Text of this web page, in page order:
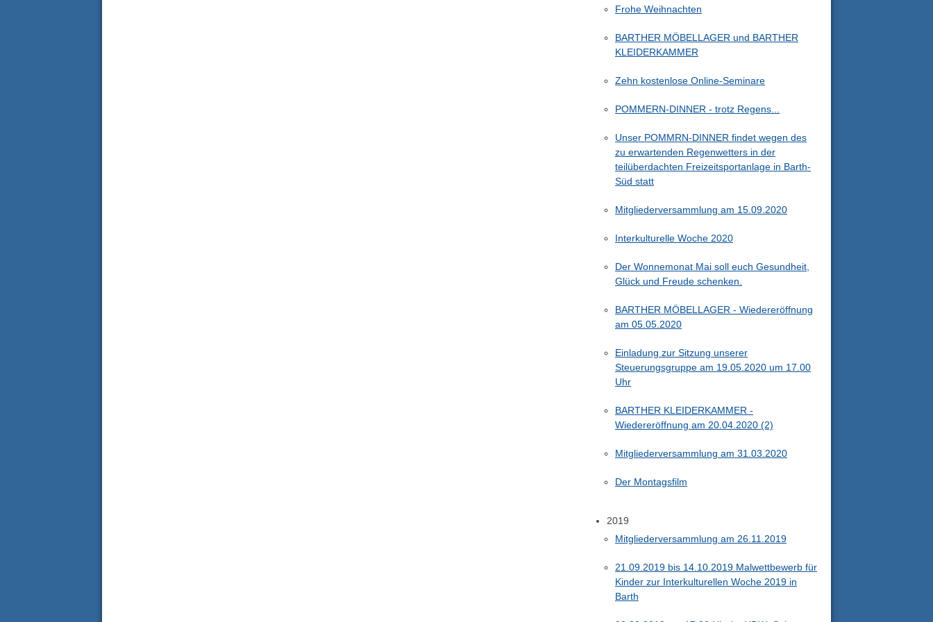
Frohe Weihnachten
BARTHER MÖBELLAGER und BARTHER
KLEIDERKAMMER
Zehn kostenlose Online-Seminare
POMMERN-DINNER - trotz Regens...
Unser POMMRN-DINNER findet wegen des
zu erwartenden Regenwetters in der
teilüberdachten Freizeitsportanlage in Barth-
Süd statt
Mitgliederversammlung am 15.09.2020
Interkulturelle Woche 2020
Der Wonnemonat Mai soll euch Gesundheit,
Glück und Freude schenken.
BARTHER MÖBELLAGER - Wiedereröffnung
am 05.05.2020
Einladung zur Sitzung unserer
Steuerungsgruppe am 19.05.2020 um 17.00
Uhr
BARTHER KLEIDERKAMMER -
Wiedereröffnung am 20.04.2020 (2)
Mitgliederversammlung am 31.03.2020
Der Montagsfilm
2019
Mitgliederversammlung am 26.11.2019
21.09.2019 bis 14.10.2019 Malwettbewerb für
Kinder zur Interkulturellen Woche 2019 in
Barth